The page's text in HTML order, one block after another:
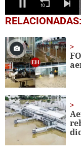
0
seconds
1
minute,
4
seconds
RELACIONADAS: